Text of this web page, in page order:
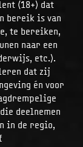
(18+) dat
bereik is van
te bereiken,
naar een
etc.).
dat zij
én voor
deelnemen
in de regio,